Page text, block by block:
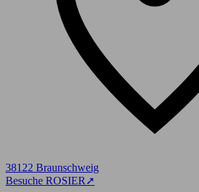
38122 Braunschweig
Besuche ROSIER ➚